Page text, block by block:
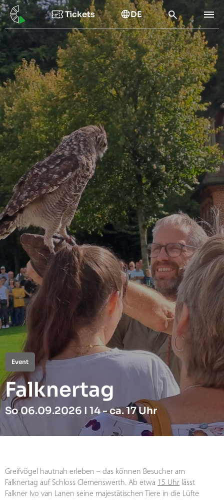
Tickets DE
Event
Falknertag
So 06.09.2026 I 14 - ca. 17 Uhr
Greifvögel hautnah erleben – das können Besucher am
Falknertag auf Schloss Clemenswerth. Ab etwa 15 Uhr lässt
Falkner Ivo van Lanen seine majestätischen Tiere in die Lüfte